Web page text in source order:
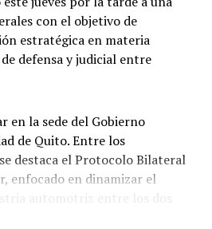
con el objetivo de
estratégica en materia
defensa y judicial entre
en la sede del Gobierno
de Quito. Entre los
destaca el Protocolo Bilateral
enfocado en dinamizar el